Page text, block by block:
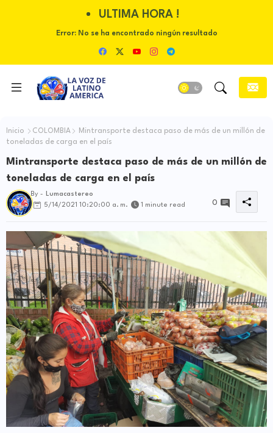
ULTIMA HORA !
Error:No se ha encontrado ningún resultado
Inicio COLOMBIA
Mintransporte destaca paso de más de un millón de
toneladas de carga en el país
Mintransporte destaca paso de más de un millón de
toneladas de carga en el país
By -
Lumacastereo
5/14/2021 10:20:00 a. m.
1 minute read 0